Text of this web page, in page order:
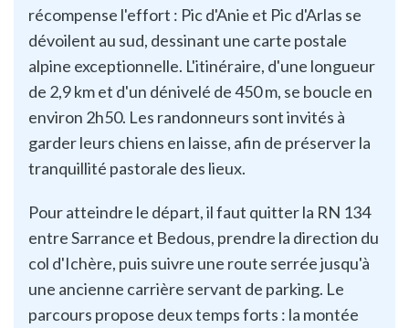
récompense l'effort : Pic d'Anie et Pic d'Arlas se
dévoilent au sud, dessinant une carte postale
alpine exceptionnelle. L'itinéraire, d'une longueur
de 2,9 km et d'un dénivelé de 450 m, se boucle en
environ 2h50. Les randonneurs sont invités à
garder leurs chiens en laisse, afin de préserver la
tranquillité pastorale des lieux.
Pour atteindre le départ, il faut quitter la RN 134
entre Sarrance et Bedous, prendre la direction du
col d'Ichère, puis suivre une route serrée jusqu'à
une ancienne carrière servant de parking. Le
parcours propose deux temps forts : la montée